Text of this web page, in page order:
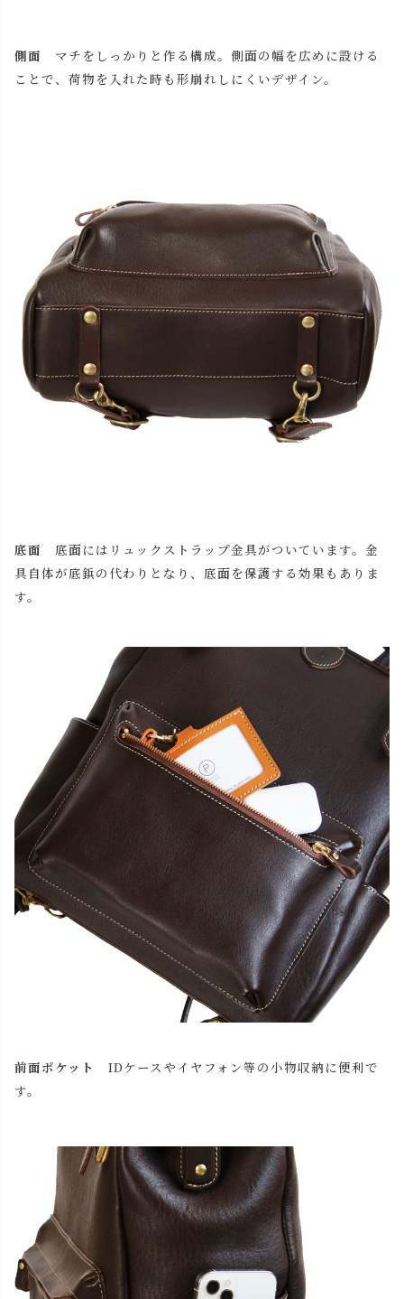
側面 マチをしっかりと作る構成。側面の幅を広めに設ける
ことで、荷物を入れた時も形崩れしにくいデザイン。
底面 底面にはリュックストラップ金具がついています。金
具自体が底鋲の代わりとなり、底面を保護する効果もありま
す。
前面ポケット IDケースやイヤフォン等の小物収納に便利で
す。